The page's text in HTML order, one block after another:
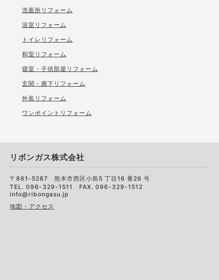
洗面所リフォーム
浴室リフォーム
トイレリフォーム
和室リフォーム
寝室・子供部屋リフォーム
玄関・廊下リフォーム
外装リフォーム
ワンポイントリフォーム
リボンガス株式会社
〒861-5287 熊本市西区小島5 丁目16 番26 号
TEL. 096-329-1511 FAX. 096-329-1512
info@ribongasu.jp
地図・アクセス